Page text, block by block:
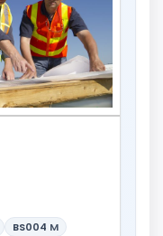
BS004 M